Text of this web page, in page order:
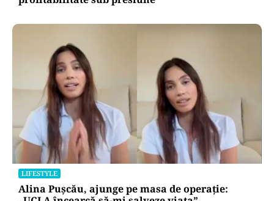
LIFESTYLE
Alina Pușcău, ajunge pe masa de operație: